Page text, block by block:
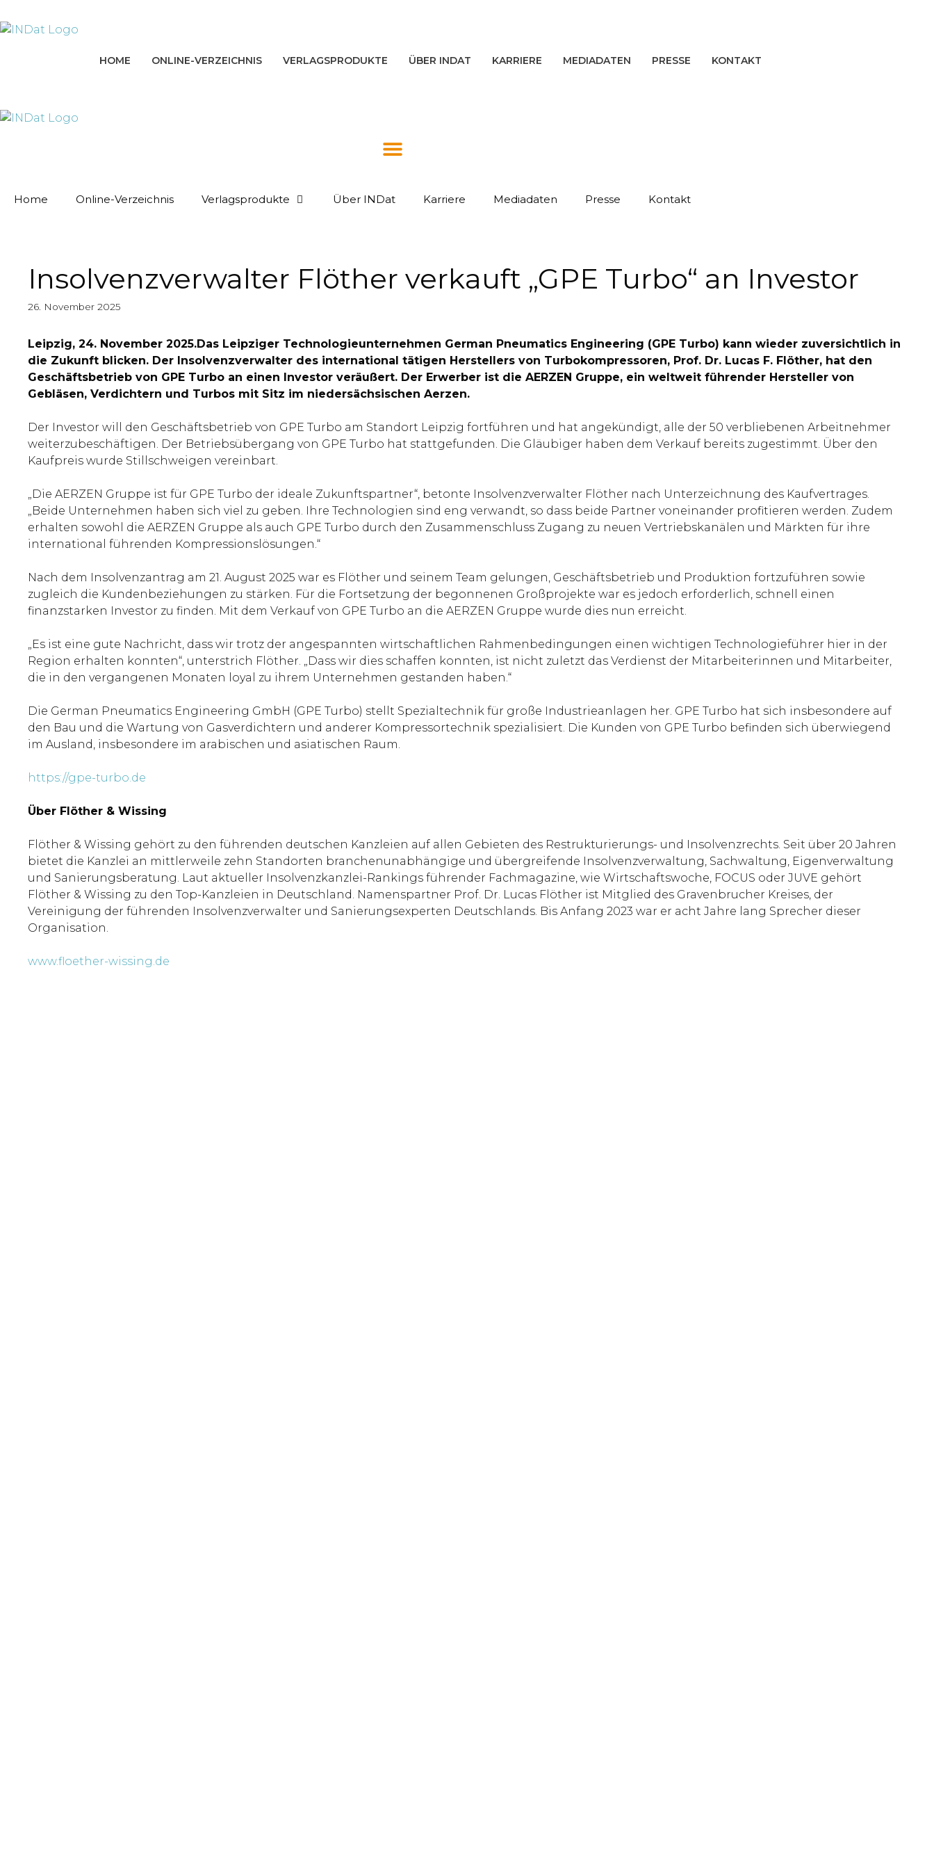
Inhalt
HOME ONLINE-VERZEICHNIS VERLAGSPRODUKTE ÜBER INDAT KARRIERE MEDIADATEN PRESSE KONTAKT
Home Online-Verzeichnis Verlagsprodukte Über INDat Karriere Mediadaten Presse Kontakt
Insolvenzverwalter Flöther verkauft „GPE Turbo“ an Investor
26. November 2025
Leipzig, 24. November 2025.Das Leipziger Technologieunternehmen German Pneumatics Engineering (GPE Turbo) kann wieder zuversichtlich in
die Zukunft blicken. Der Insolvenzverwalter des international tätigen Herstellers von Turbokompressoren, Prof. Dr. Lucas F. Flöther, hat den
Geschäftsbetrieb von GPE Turbo an einen Investor veräußert. Der Erwerber ist die AERZEN Gruppe, ein weltweit führender Hersteller von
Gebläsen, Verdichtern und Turbos mit Sitz im niedersächsischen Aerzen.
Der Investor will den Geschäftsbetrieb von GPE Turbo am Standort Leipzig fortführen und hat angekündigt, alle der 50 verbliebenen Arbeitnehmer
weiterzubeschäftigen. Der Betriebsübergang von GPE Turbo hat stattgefunden. Die Gläubiger haben dem Verkauf bereits zugestimmt. Über den
Kaufpreis wurde Stillschweigen vereinbart.
„Die AERZEN Gruppe ist für GPE Turbo der ideale Zukunftspartner“, betonte Insolvenzverwalter Flöther nach Unterzeichnung des Kaufvertrages.
„Beide Unternehmen haben sich viel zu geben. Ihre Technologien sind eng verwandt, so dass beide Partner voneinander profitieren werden. Zudem
erhalten sowohl die AERZEN Gruppe als auch GPE Turbo durch den Zusammenschluss Zugang zu neuen Vertriebskanälen und Märkten für ihre
international führenden Kompressionslösungen.“
Nach dem Insolvenzantrag am 21. August 2025 war es Flöther und seinem Team gelungen, Geschäftsbetrieb und Produktion fortzuführen sowie
zugleich die Kundenbeziehungen zu stärken. Für die Fortsetzung der begonnenen Großprojekte war es jedoch erforderlich, schnell einen
finanzstarken Investor zu finden. Mit dem Verkauf von GPE Turbo an die AERZEN Gruppe wurde dies nun erreicht.
„Es ist eine gute Nachricht, dass wir trotz der angespannten wirtschaftlichen Rahmenbedingungen einen wichtigen Technologieführer hier in der
Region erhalten konnten“, unterstrich Flöther. „Dass wir dies schaffen konnten, ist nicht zuletzt das Verdienst der Mitarbeiterinnen und Mitarbeiter,
die in den vergangenen Monaten loyal zu ihrem Unternehmen gestanden haben.“
Die German Pneumatics Engineering GmbH (GPE Turbo) stellt Spezialtechnik für große Industrieanlagen her. GPE Turbo hat sich insbesondere auf
den Bau und die Wartung von Gasverdichtern und anderer Kompressortechnik spezialisiert. Die Kunden von GPE Turbo befinden sich überwiegend
im Ausland, insbesondere im arabischen und asiatischen Raum.
https://gpe-turbo.de
Ü ber Flöther & Wissing
Flöther & Wissing gehört zu den führenden deutschen Kanzleien auf allen Gebieten des Restrukturierungs- und Insolvenzrechts. Seit über 20 Jahren
bietet die Kanzlei an mittlerweile zehn Standorten branchenunabhängige und übergreifende Insolvenzverwaltung, Sachwaltung, Eigenverwaltung
und Sanierungsberatung. Laut aktueller Insolvenzkanzlei-Rankings führender Fachmagazine, wie Wirtschaftswoche, FOCUS oder JUVE gehört
Flöther & Wissing zu den Top-Kanzleien in Deutschland. Namenspartner Prof. Dr. Lucas Flöther ist Mitglied des Gravenbrucher Kreises, der
Vereinigung der führenden Insolvenzverwalter und Sanierungsexperten Deutschlands. Bis Anfang 2023 war er acht Jahre lang Sprecher dieser
Organisation.
www.floether-wissing.de